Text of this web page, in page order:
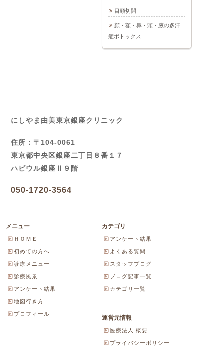
目頭切開
顔・額・鼻・頭・腋の多汗
症ボトックス
にしやま由美東京銀座クリニック
住所：〒104-0061
東京都中央区銀座二丁目８番１７
ハビウル銀座Ⅱ９階
050-1720-3564
メニュー
ＨＯＭＥ
初めての方へ
診療メニュー
診療風景
アンケート結果
地図行き方
プロフィール
カテゴリ
アンケート結果
よくある質問
スタッフブログ
ブログ記事一覧
カテゴリ一覧
運営元情報
医療法人 概要
プライバシーポリシー